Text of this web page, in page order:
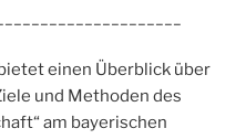
einen Überblick über
und Methoden des
am bayerischen